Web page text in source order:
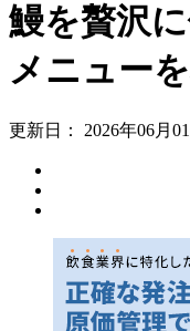
鰻を贅沢
メニュー
更新日： 2026年06月